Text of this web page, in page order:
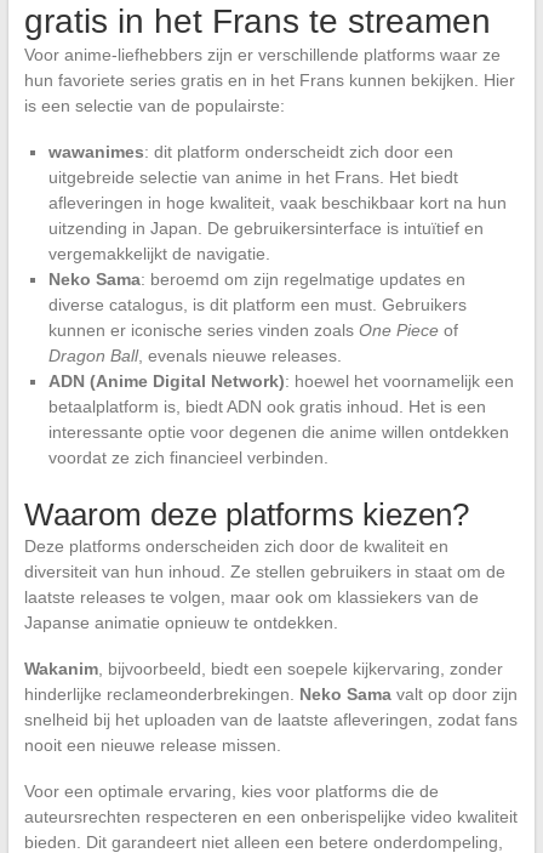
gratis in het Frans te streamen
Voor anime-liefhebbers zijn er verschillende platforms waar ze
hun favoriete series gratis en in het Frans kunnen bekijken. Hier
is een selectie van de populairste:
wawanimes: dit platform onderscheidt zich door een
uitgebreide selectie van anime in het Frans. Het biedt
afleveringen in hoge kwaliteit, vaak beschikbaar kort na hun
uitzending in Japan. De gebruikersinterface is intuïtief en
vergemakkelijkt de navigatie.
Neko Sama: beroemd om zijn regelmatige updates en
diverse catalogus, is dit platform een must. Gebruikers
kunnen er iconische series vinden zoals One Pieceof
Dragon Ball, evenals nieuwe releases.
ADN (Anime Digital Network): hoewel het voornamelijk een
betaalplatform is, biedt ADN ook gratis inhoud. Het is een
interessante optie voor degenen die anime willen ontdekken
voordat ze zich financieel verbinden.
Waarom deze platforms kiezen?
Deze platforms onderscheiden zich door de kwaliteit en
diversiteit van hun inhoud. Ze stellen gebruikers in staat om de
laatste releases te volgen, maar ook om klassiekers van de
Japanse animatie opnieuw te ontdekken.
Wakanim, bijvoorbeeld, biedt een soepele kijkervaring, zonder
hinderlijke reclameonderbrekingen. Neko Samavalt op door zijn
snelheid bij het uploaden van de laatste afleveringen, zodat fans
nooit een nieuwe release missen.
Voor een optimale ervaring, kies voor platforms die de
auteursrechten respecteren en een onberispelijke video kwaliteit
bieden. Dit garandeert niet alleen een betere onderdompeling,